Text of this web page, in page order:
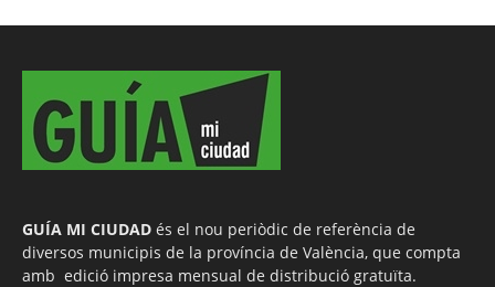
GUÍA MI CIUDAD és el nou periòdic de referència de
diversos municipis de la província de València, que compta
amb edició impresa mensual de distribució gratuïta.